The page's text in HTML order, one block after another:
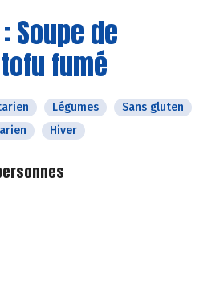
Soupe de
fumé
Légumes
Sans gluten
Hiver